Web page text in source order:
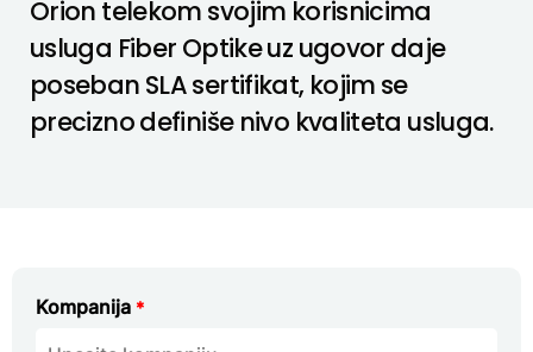
Orion telekom svojim korisnicima
usluga Fiber Optike uz ugovor daje
poseban SLA sertifikat, kojim se
precizno definiše nivo kvaliteta usluga.
Kompanija *